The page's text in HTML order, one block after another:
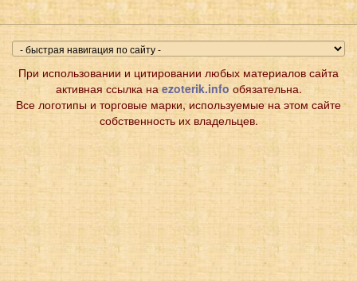
При использовании и цитировании любых материалов сайта
активная ссылка наezoterik.info обязательна.
Все логотипы и торговые марки, используемые на этом сайте
собственность их владельцев.